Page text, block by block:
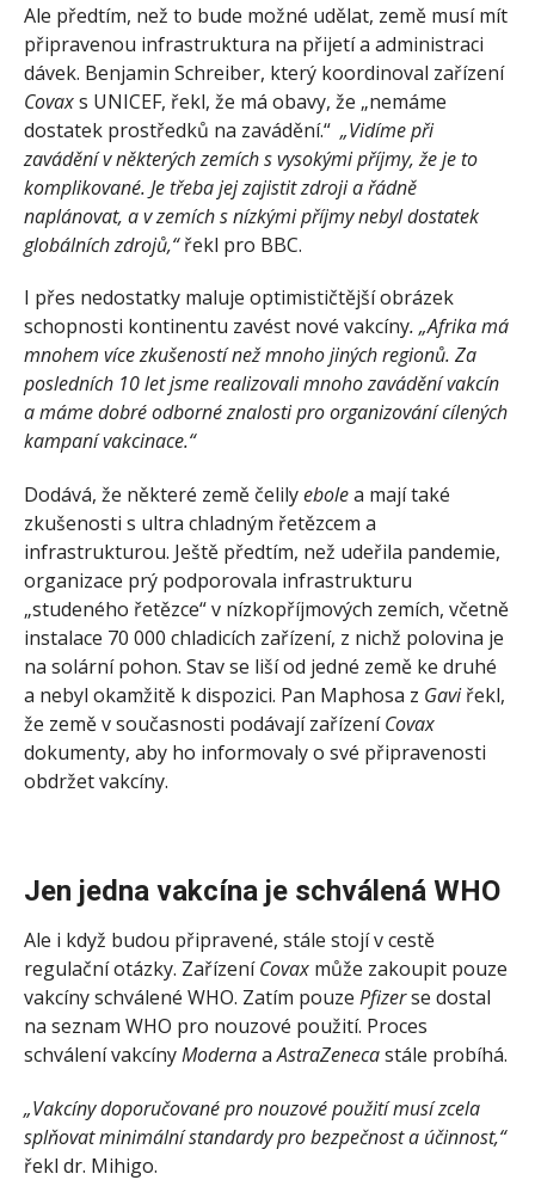
Ale předtím, než to bude možné udělat, země musí mít
připravenou infrastruktura na přijetí a administraci
dávek. Benjamin Schreiber, který koordinoval zařízení
Covaxs UNICEF, řekl, že má obavy, že „nemáme
dostatek prostředků na zavádění.“ „Vidíme při
zavádění v některých zemích s vysokými příjmy, že je to
komplikované. Je třeba jej zajistit zdroji a řádně
naplánovat, a v zemích s nízkými příjmy nebyl dostatek
globálních zdrojů,“řekl pro BBC.
I přes nedostatky maluje optimističtější obrázek
schopnosti kontinentu zavést nové vakcíny. „Afrika má
mnohem více zkušeností než mnoho jiných regionů. Za
posledních 10 let jsme realizovali mnoho zavádění vakcín
a máme dobré odborné znalosti pro organizování cílených
kampaní vakcinace.“
Dodává, že některé země čelilyebolea mají také
zkušenosti s ultra chladným řetězcem a
infrastrukturou. Ještě předtím, než udeřila pandemie,
organizace prý podporovala infrastrukturu
„studeného řetězce“ v nízkopříjmových zemích, včetně
instalace 70 000 chladicích zařízení, z nichž polovina je
na solární pohon. Stav se liší od jedné země ke druhé
a nebyl okamžitě k dispozici. Pan Maphosa z Gaviřekl,
že země v současnosti podávají zařízeníCovax
dokumenty, aby ho informovaly o své připravenosti
obdržet vakcíny.
Jen jedna vakcína je schválená WHO
Ale i když budou připravené, stále stojí v cestě
regulační otázky. ZařízeníCovax může zakoupit pouze
vakcíny schválené WHO. Zatím pouze Pfizerse dostal
na seznam WHO pro nouzové použití. Proces
schválení vakcínyModernaaAstraZenecastále probíhá.
„Vakcíny doporučované pro nouzové použití musí zcela
splňovat minimální standardy pro bezpečnost a účinnost,“
řekl dr. Mihigo.